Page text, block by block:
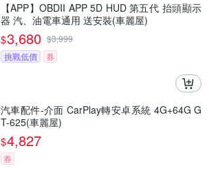
【APP】OBDII APP 5D HUD 第五代 抬頭顯示
器 汽、油電車通用 送安裝(車麗屋)
$3,680 $3,999
挑戰低價
券
汽車配件-介面 CarPlay轉安卓系統 4G+64G G
T-625(車麗屋)
$4,827
券